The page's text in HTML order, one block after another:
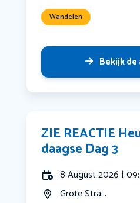
Wandelen
Bekijk
ZIE REACTIE
daagse Dag 3
8 August 2026 |
Grote Stra...